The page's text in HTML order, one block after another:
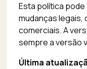
Esta política
mudanças
comerciais. A
sempre a versão
Última